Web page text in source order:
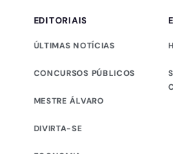
EDITORIAIS
ÚLTIMAS NOTÍCIAS
CONCURSOS PÚBLICOS
MESTRE ÁLVARO
DIVIRTA-SE